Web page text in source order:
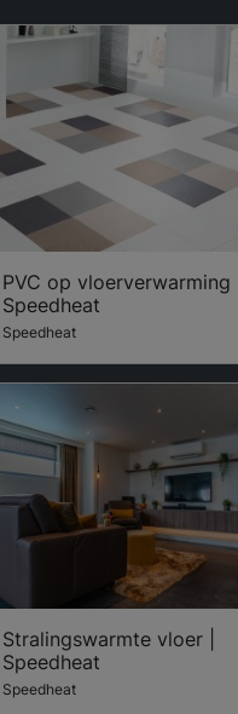
PVC op vloerverwarming |
Speedheat
Speedheat
Stralingswarmte vloer |
Speedheat
Speedheat